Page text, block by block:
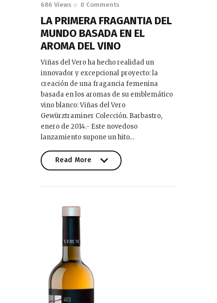
686 Views 0 Comments
LA PRIMERA FRAGANTIA DEL
MUNDO BASADA EN EL
AROMA DEL VINO
Viñas del Vero ha hecho realidad un
innovador y excepcional proyecto: la
creación de una fragancia femenina
basada en los aromas de su emblemático
vino blanco: Viñas del Vero
Gewürztraminer Colección. Barbastro,
enero de 2014.- Este novedoso
lanzamiento supone un hito…
Read More